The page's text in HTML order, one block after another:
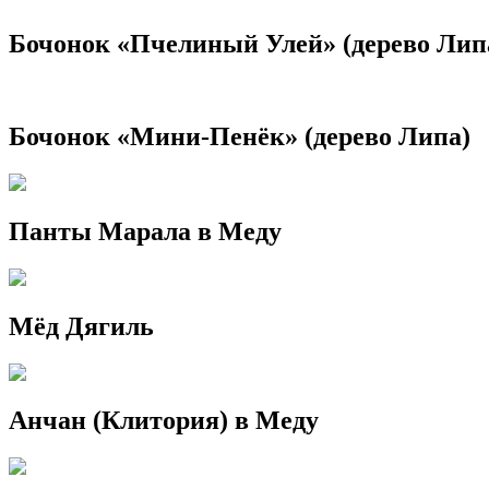
Бочонок «Пчелиный Улей» (дерево
Бочонок «Мини-Пенёк» (дерево Липа)
Панты Марала в Меду
Мёд Дягиль
Анчан (Клитория) в Меду